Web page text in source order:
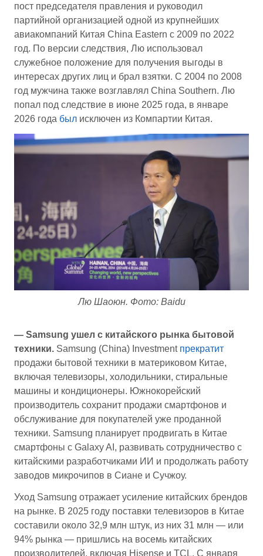
пост председателя правления и руководил
партийной организацией одной из крупнейших
авиакомпаний Китая China Eastern с 2009 по 2022
год. По версии следствия, Лю использовал
служебное положение для получения выгоды в
интересах других лиц и брал взятки. С 2004 по 2008
год мужчина также возглавлял China Southern. Лю
попал под следствие в июне 2025 года, в январе
2026 года был исключен из Компартии Китая.
Лю Шаоюн. Фото: Baidu
— Samsung ушел с китайского рынка бытовой
техники. Samsung (China) Investment прекратит
продажи бытовой техники в материковом Китае,
включая телевизоры, холодильники, стиральные
машины и кондиционеры. Южнокорейский
производитель сохранит продажи смартфонов и
обслуживание для покупателей уже проданной
техники. Samsung планирует продвигать в Китае
смартфоны с Galaxy AI, развивать сотрудничество с
китайскими разработчиками ИИ и продолжать работу
заводов микрочипов в Сиане и Сучжоу.
Уход Samsung отражает усиление китайских брендов
на рынке. В 2025 году поставки телевизоров в Китае
составили около 32,9 млн штук, из них 31 млн — или
94% рынка — пришлись на восемь китайских
производителей, включая Hisense и TCL. С января